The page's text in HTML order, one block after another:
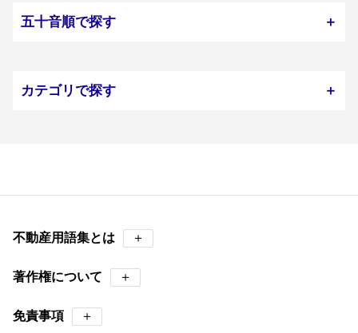
五十音順で探す ＋
カテゴリで探す ＋
不動産用語集とは ＋
著作権について ＋
免責事項 ＋